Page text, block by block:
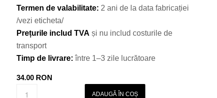
Termen de valabilitate: 2 ani de la data fabricației
/vezi eticheta/
Prețurile includ TVA și nu includ costurile de
transport
Timp de livrare: între 1–3 zile lucrătoare
34.00 RON
ADAUGĂ ÎN COȘ